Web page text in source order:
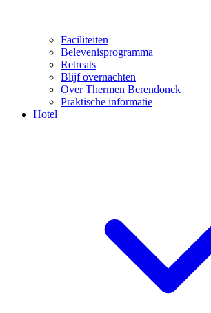
Faciliteiten
Belevenisprogramma
Retreats
Blijf overnachten
Over Thermen Berendonck
Praktische informatie
Hotel